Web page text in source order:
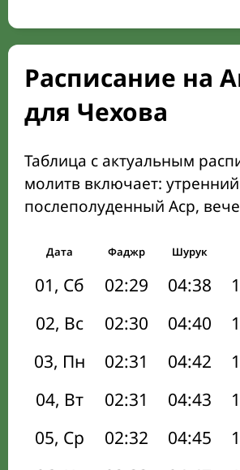
Расписание на
для Чехова
Таблица с актуальным
молитв включает:
послеполуденный Аср,
Дата Фаджр Шурук
01, Сб 02:29 04:38
02, Вс
02:30 04:40
03, Пн
02:31 04:42
04, Вт
02:31 04:43
05, Ср
02:32 04:45